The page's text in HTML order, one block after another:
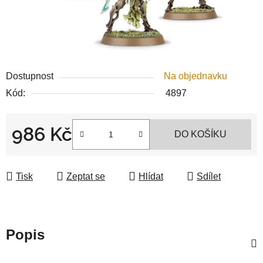
Dostupnost
Na objednavku
Kód:
4897
986 Kč DO KOŠÍKU
Tisk Zeptat se Hlídat Sdílet
Popis